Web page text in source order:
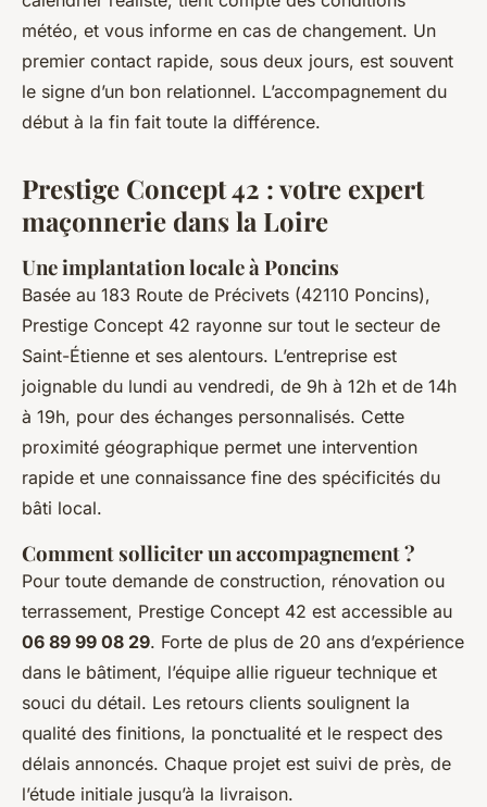
météo, et vous informe en cas de changement. Un
premier contact rapide, sous deux jours, est souvent
le signe d’un bon relationnel. L’accompagnement du
début à la fin fait toute la différence.
Prestige Concept 42 : votre expert
maçonnerie dans la Loire
Une implantation locale à Poncins
Basée au 183 Route de Précivets (42110 Poncins),
Prestige Concept 42 rayonne sur tout le secteur de
Saint-Étienne et ses alentours. L’entreprise est
joignable du lundi au vendredi, de 9h à 12h et de 14h
à 19h, pour des échanges personnalisés. Cette
proximité géographique permet une intervention
rapide et une connaissance fine des spécificités du
bâti local.
Comment solliciter un accompagnement ?
Pour toute demande de construction, rénovation ou
terrassement, Prestige Concept 42 est accessible au
06 89 99 08 29. Forte de plus de 20 ans d’expérience
dans le bâtiment, l’équipe allie rigueur technique et
souci du détail. Les retours clients soulignent la
qualité des finitions, la ponctualité et le respect des
délais annoncés. Chaque projet est suivi de près, de
l’étude initiale jusqu’à la livraison.